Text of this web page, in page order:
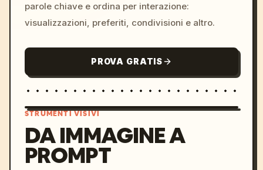
parole chiave e ordina per interazione:
visualizzazioni, preferiti, condivisioni e altro.
PROVA GRATIS
STRUMENTI VISIVI
DA IMMAGINE A
PROMPT